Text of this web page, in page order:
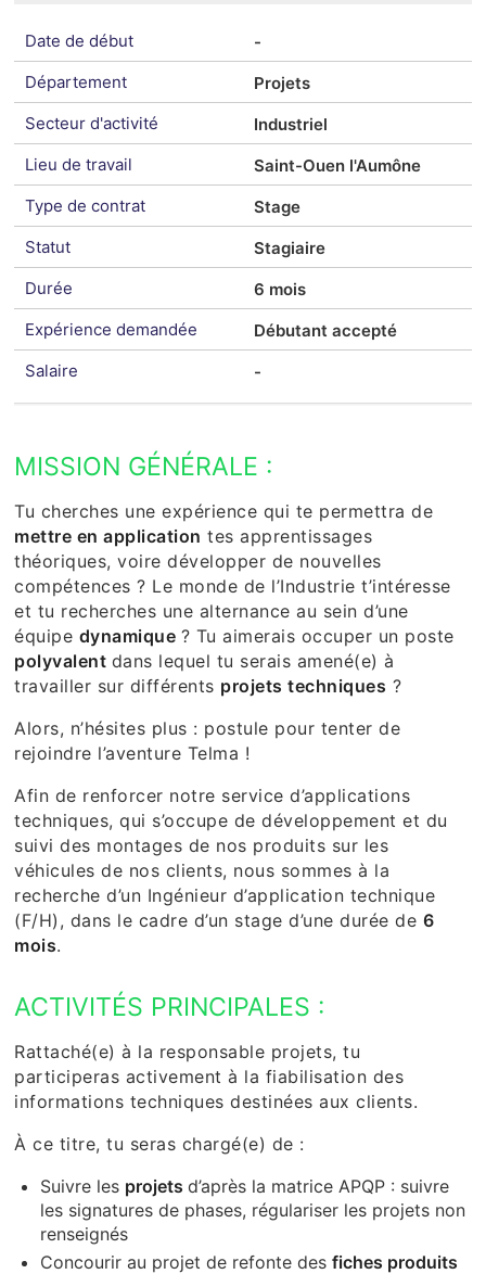
Date de début
-
Département
Projets
Secteur d'activité
Industriel
Lieu de travail
Saint-Ouen l'Aumône
Type de contrat
Stage
Statut
Stagiaire
Durée
6 mois
Expérience demandée
Débutant accepté
Salaire
-
MISSION GÉNÉRALE :
Tu cherches une expérience qui te permettra de
mettre en application tes apprentissages
théoriques, voire développer de nouvelles
compétences ? Le monde de l’Industrie t’intéresse
et tu recherches une alternance au sein d’une
équipe dynamique ? Tu aimerais occuper un poste
polyvalent dans lequel tu serais amené(e) à
travailler sur différents projets techniques ?
Alors, n’hésites plus : postule pour tenter de
rejoindre l’aventure Telma !
Afin de renforcer notre service d’applications
techniques, qui s’occupe de développement et du
suivi des montages de nos produits sur les
véhicules de nos clients, nous sommes à la
recherche d’un Ingénieur d’application technique
(F/H), dans le cadre d’un stage d’une durée de 6
mois.
ACTIVITÉS PRINCIPALES :
Rattaché(e) à la responsable projets, tu
participeras activement à la fiabilisation des
informations techniques destinées aux clients.
À ce titre, tu seras chargé(e) de :
Suivre les projetsd’après la matrice APQP : suivre
les signatures de phases, régulariser les projets non
renseignés
Concourir au projet de refonte desfiches produits